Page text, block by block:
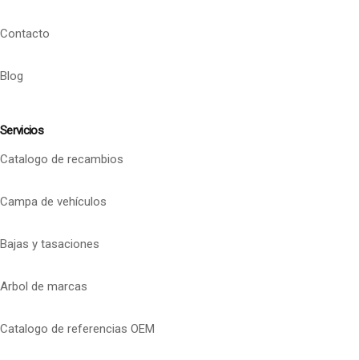
Contacto
Blog
Servicios
Catalogo de recambios
Campa de vehículos
Bajas y tasaciones
Arbol de marcas
Catalogo de referencias OEM